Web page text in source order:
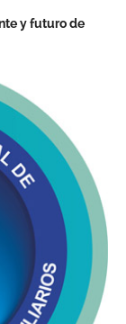
y futuro de